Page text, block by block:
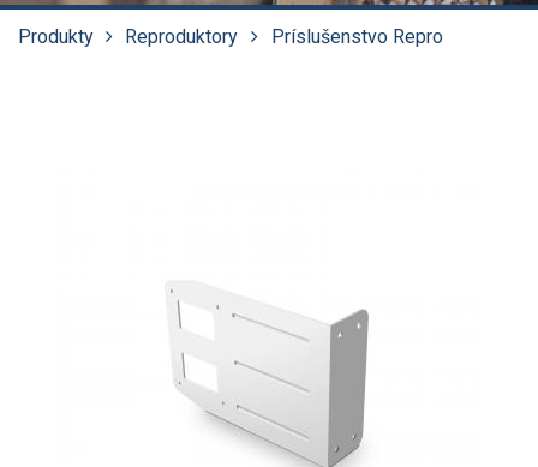
Produkty Reproduktory Príslušenstvo Repro